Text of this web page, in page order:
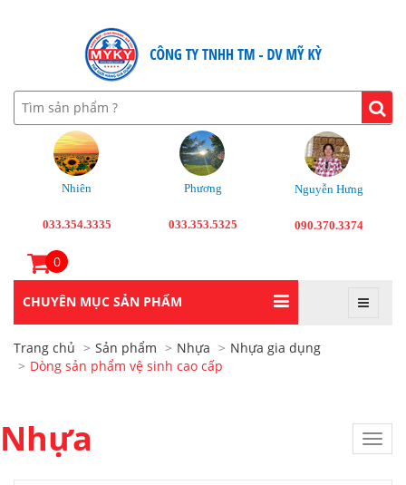
Nhiên
033.354.3335
Phương
033.353.5325
Nguyễn Hưng
090.370.3374
0
CHUYÊN MỤC SẢN PHẨM
Trang chủ Sản phẩm Nhựa
Nhựa gia dụng
Dòng sản phẩm vệ sinh cao cấp
Nhựa